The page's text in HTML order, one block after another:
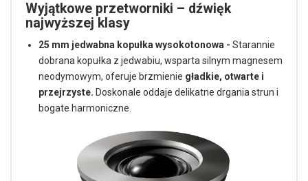
Wyjątkowe przetworniki – dźwięk
najwyższej klasy
25 mm jedwabna kopułka wysokotonowa - Starannie
dobrana kopułka z jedwabiu, wsparta silnym magnesem
neodymowym, oferuje brzmienie gładkie, otwarte i
przejrzyste. Doskonale oddaje delikatne drgania strun i
bogate harmoniczne.